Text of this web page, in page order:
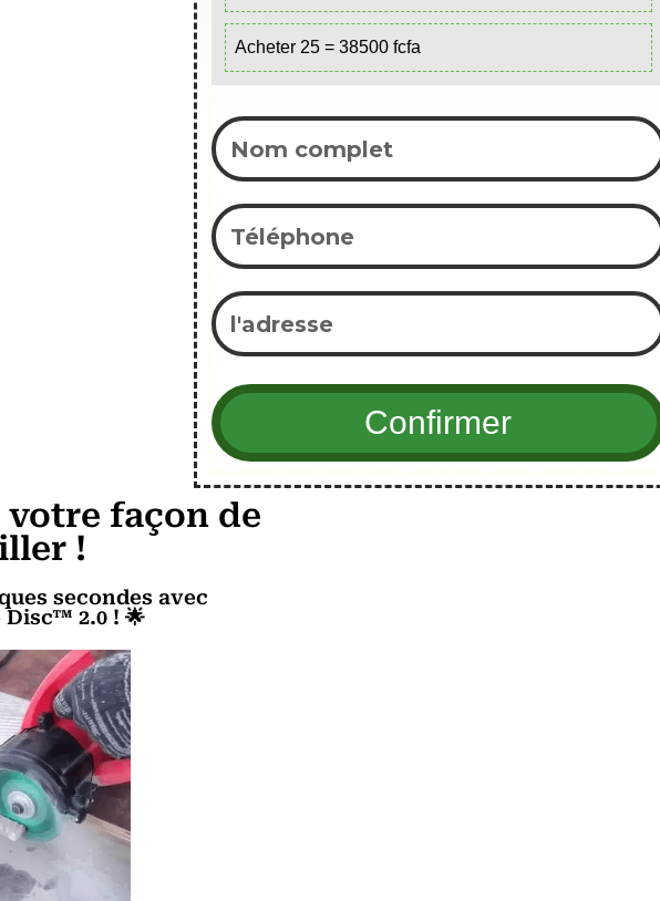
Acheter 25 = 38500 fcfa
votre façon de
!
secondes avec
2.0 ! 🌟